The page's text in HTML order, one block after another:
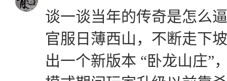
谈一谈当年的传奇是怎么
官服日薄西山，不断走下
出一个新版本 “卧龙山庄”